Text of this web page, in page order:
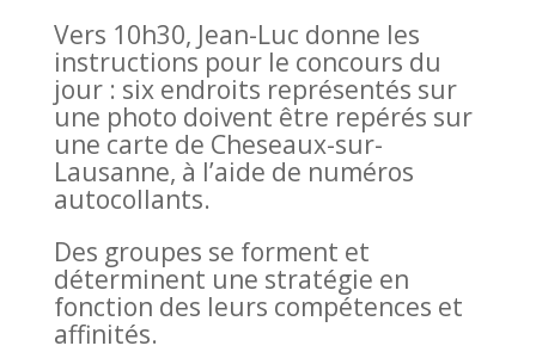
Vers 10h30, Jean-Luc donne les
instructions pour le concours du
jour : six endroits représentés sur
une photo doivent être repérés sur
une carte de Cheseaux-sur-
Lausanne, à l’aide de numéros
autocollants.
Des groupes se forment et
déterminent une stratégie en
fonction des leurs compétences et
affinités.